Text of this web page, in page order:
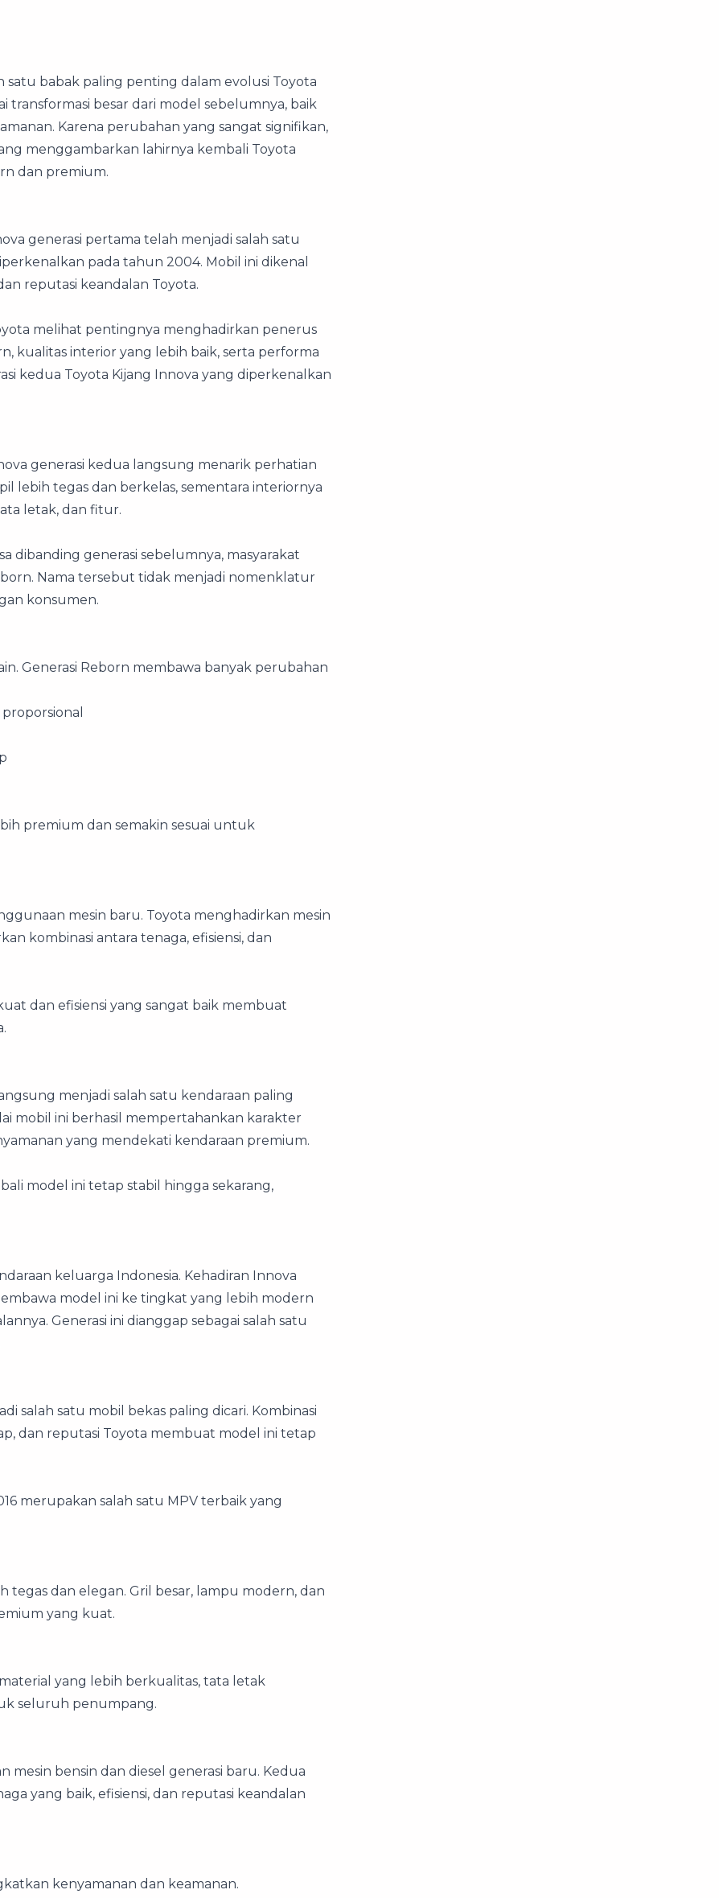
satu babak paling penting dalam evolusi Toyota
transformasi besar dari model sebelumnya, baik
Karena perubahan yang sangat signifikan,
menggambarkan lahirnya kembali Toyota
dan premium.
generasi pertama telah menjadi salah satu
pada tahun 2004. Mobil ini dikenal
reputasi keandalan Toyota.
melihat pentingnya menghadirkan penerus
kualitas interior yang lebih baik, serta performa
kedua Toyota Kijang Innova yang diperkenalkan
generasi kedua langsung menarik perhatian
lebih tegas dan berkelas, sementara interiornya
letak, dan fitur.
dibanding generasi sebelumnya, masyarakat
Nama tersebut tidak menjadi nomenklatur
konsumen.
Generasi Reborn membawa banyak perubahan
premium dan semakin sesuai untuk
mesin baru. Toyota menghadirkan mesin
kombinasi antara tenaga, efisiensi, dan
dan efisiensi yang sangat baik membuat
menjadi salah satu kendaraan paling
mobil ini berhasil mempertahankan karakter
yang mendekati kendaraan premium.
model ini tetap stabil hingga sekarang,
keluarga Indonesia. Kehadiran Innova
model ini ke tingkat yang lebih modern
Generasi ini dianggap sebagai salah satu
salah satu mobil bekas paling dicari. Kombinasi
dan reputasi Toyota membuat model ini tetap
merupakan salah satu MPV terbaik yang
tegas dan elegan. Gril besar, lampu modern, dan
yang kuat.
yang lebih berkualitas, tata letak
seluruh penumpang.
mesin bensin dan diesel generasi baru. Kedua
yang baik, efisiensi, dan reputasi keandalan
kenyamanan dan keamanan.